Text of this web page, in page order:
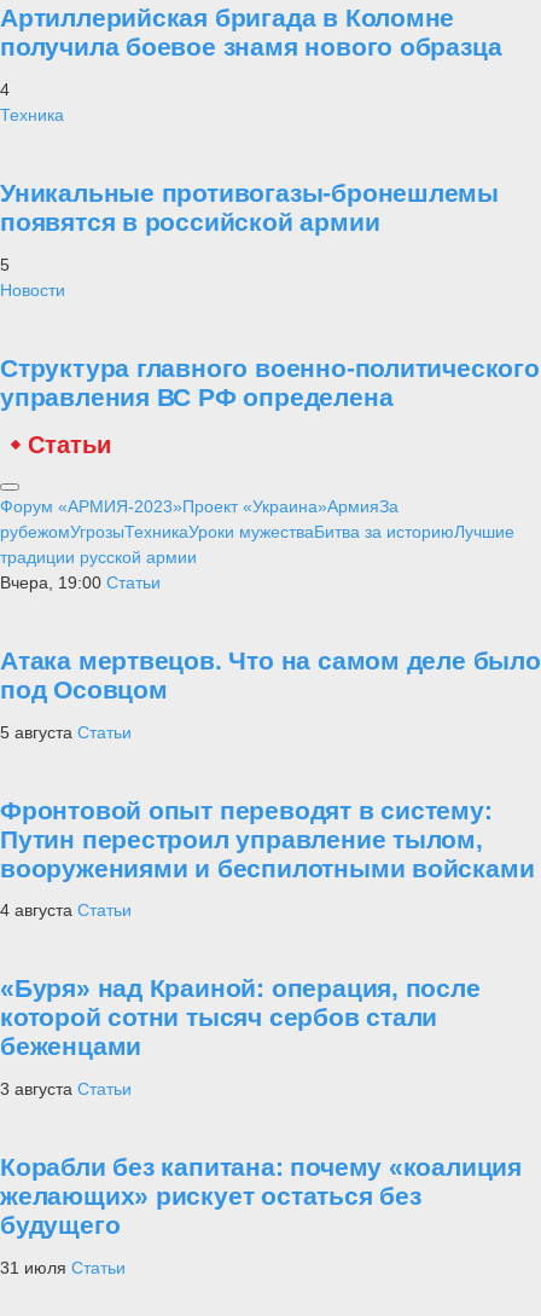
Артиллерийская бригада в Коломне
получила боевое знамя нового образца
4
Техника
Уникальные противогазы-бронешлемы
появятся в российской армии
5
Новости
Структура главного военно-политического
управления ВС РФ определена
Статьи
Форум «АРМИЯ-2023»Проект «Украина»АрмияЗа
рубежомУгрозыТехникаУроки мужестваБитва за историюЛучшие
традиции русской армии
Вчера, 19:00 Статьи
Атака мертвецов. Что на самом деле было
под Осовцом
5 августа Статьи
Фронтовой опыт переводят в систему:
Путин перестроил управление тылом,
вооружениями и беспилотными войсками
4 августа Статьи
«Буря» над Краиной: операция, после
которой сотни тысяч сербов стали
беженцами
3 августа Статьи
Корабли без капитана: почему «коалиция
желающих» рискует остаться без
будущего
31 июля Статьи